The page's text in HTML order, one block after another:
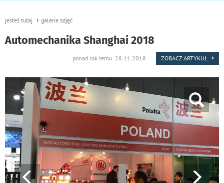
jesteś tutaj galerie zdjęć
Automechanika Shanghai 2018
ponad rok temu 28.11.2018 ZOBACZ ARTYKUŁ